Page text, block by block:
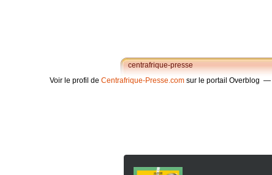
centrafrique-presse
Voir le profil de Centrafrique-Presse.com sur le portail Overblog